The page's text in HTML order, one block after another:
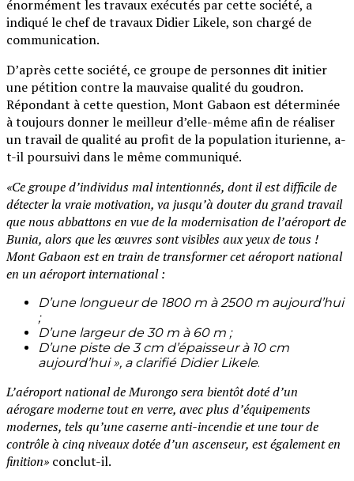
énormément les travaux exécutés par cette société, a
indiqué le chef de travaux Didier Likele, son chargé de
communication.
D’après cette société, ce groupe de personnes dit initier
une pétition contre la mauvaise qualité du goudron.
Répondant à cette question, Mont Gabaon est déterminée
à toujours donner le meilleur d’elle-même afin de réaliser
un travail de qualité au profit de la population iturienne, a-
t-il poursuivi dans le même communiqué.
«Ce groupe d’individus mal intentionnés, dont il est difficile de
détecter la vraie motivation, va jusqu’à douter du grand travail
que nous abbattons en vue de la modernisation de l’aéroport de
Bunia, alors que les œuvres sont visibles aux yeux de tous !
Mont Gabaon est en train de transformer cet aéroport national
en un aéroport international :
D’une longueur de 1800 m à 2500 m aujourd’hui
;
D’une largeur de 30 m à 60 m ;
D’une piste de 3 cm d’épaisseur à 10 cm
aujourd’hui », a clarifié Didier Likele.
L’aéroport national de Murongo sera bientôt doté d’un
aérogare moderne tout en verre, avec plus d’équipements
modernes, tels qu’une caserne anti-incendie et une tour de
contrôle à cinq niveaux dotée d’un ascenseur, est également en
finition» conclut-il.